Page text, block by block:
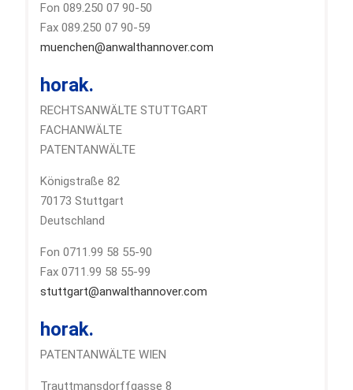
Fon 089.250 07 90-50
Fax 089.250 07 90-59
muenchen@anwalthannover.com
horak.
RECHTSANWÄLTE STUTTGART
FACHANWÄLTE
PATENTANWÄLTE
Königstraße 82
70173 Stuttgart
Deutschland
Fon 0711.99 58 55-90
Fax 0711.99 58 55-99
stuttgart@anwalthannover.com
horak.
PATENTANWÄLTE WIEN
Trauttmansdorffgasse 8